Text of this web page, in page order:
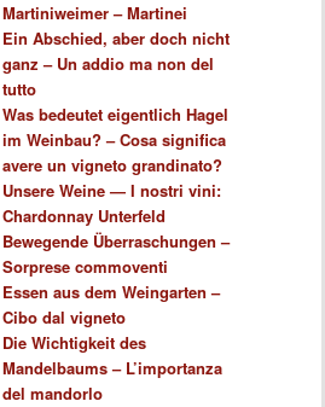
Martiniweimer – Martinei
Ein Abschied, aber doch nicht
ganz – Un addio ma non del
tutto
Was bedeutet eigentlich Hagel
im Weinbau? – Cosa significa
avere un vigneto grandinato?
Unsere Weine — I nostri vini:
Chardonnay Unterfeld
Bewegende Überraschungen –
Sorprese commoventi
Essen aus dem Weingarten –
Cibo dal vigneto
Die Wichtigkeit des
Mandelbaums – L’importanza
del mandorlo